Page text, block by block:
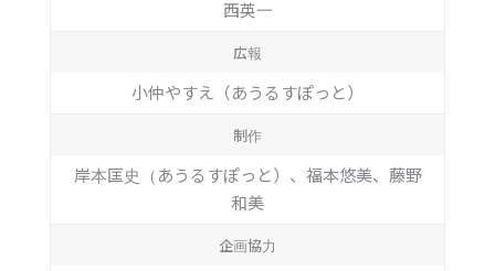
西英一
広報
小仲やすえ（あうるすぽっと）
制作
岸本匡史（あうるすぽっと）、福本悠美、藤野
和美
企画協力